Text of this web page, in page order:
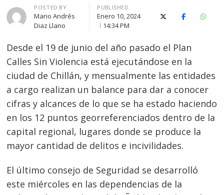
Author
POSTED BY
Mario Andrés
Diaz Llano
PUBLISHED
Enero 10, 2024
14:34 PM
X (Twitter)Facebook
Desde el 19 de junio del año pasado el Plan
Calles Sin Violencia está ejecutándose en la
ciudad de Chillán, y mensualmente las entidades
a cargo realizan un balance para dar a conocer
cifras y alcances de lo que se ha estado haciendo
en los 12 puntos georreferenciados dentro de la
capital regional, lugares donde se produce la
mayor cantidad de delitos e incivilidades.
El último consejo de Seguridad se desarrolló
este miércoles en las dependencias de la